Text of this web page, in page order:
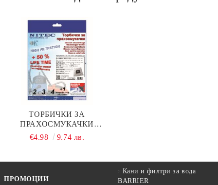
ТОРБИЧКИ ЗА
ПРАХОСМУКАЧКИ
НИТЕК, КОД Т613
€4.98 9.74 лв.
ПРОМОЦИИ
Кани и филтри за вода
BARRIER